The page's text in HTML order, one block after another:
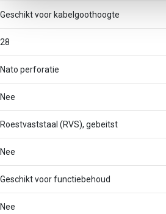
Geschikt voor kabelgoothoogte
28
Nato perforatie
Nee
Roestvaststaal (RVS), gebeitst
Nee
Geschikt voor functiebehoud
Nee